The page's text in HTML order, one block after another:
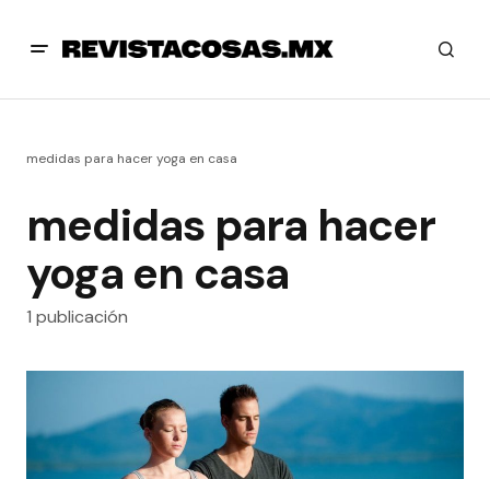
medidas para hacer yoga en casa
medidas para hacer
yoga en casa
1 publicación